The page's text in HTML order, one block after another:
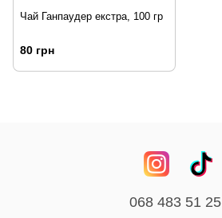
Чай Ганпаудер екстра, 100 гр
80 грн
068 483 51 25